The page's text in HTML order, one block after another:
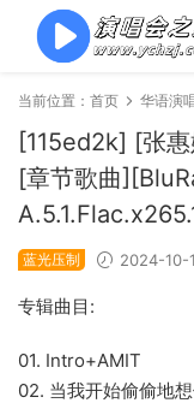
当前位置： 首页 华语演
[115ed2k] [张
[章节歌曲
蓝光压制 2024-10-
专辑曲目:
01. Intro+AMIT
02. 当我开始偷偷地